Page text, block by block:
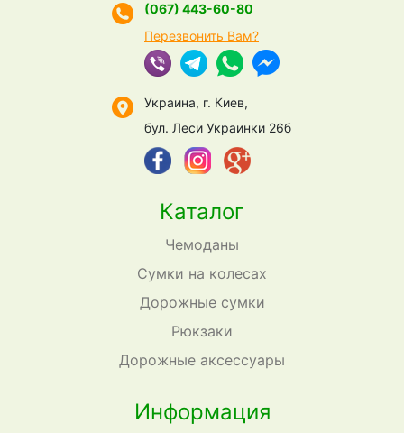
Каталог
Чемоданы
Сумки на колесах
Дорожные сумки
Рюкзаки
Дорожные аксессуары
Информация
(067) 443-60-80
Перезвонить Вам?
Украина, г. Киев,
бул. Леси Украинки 26б